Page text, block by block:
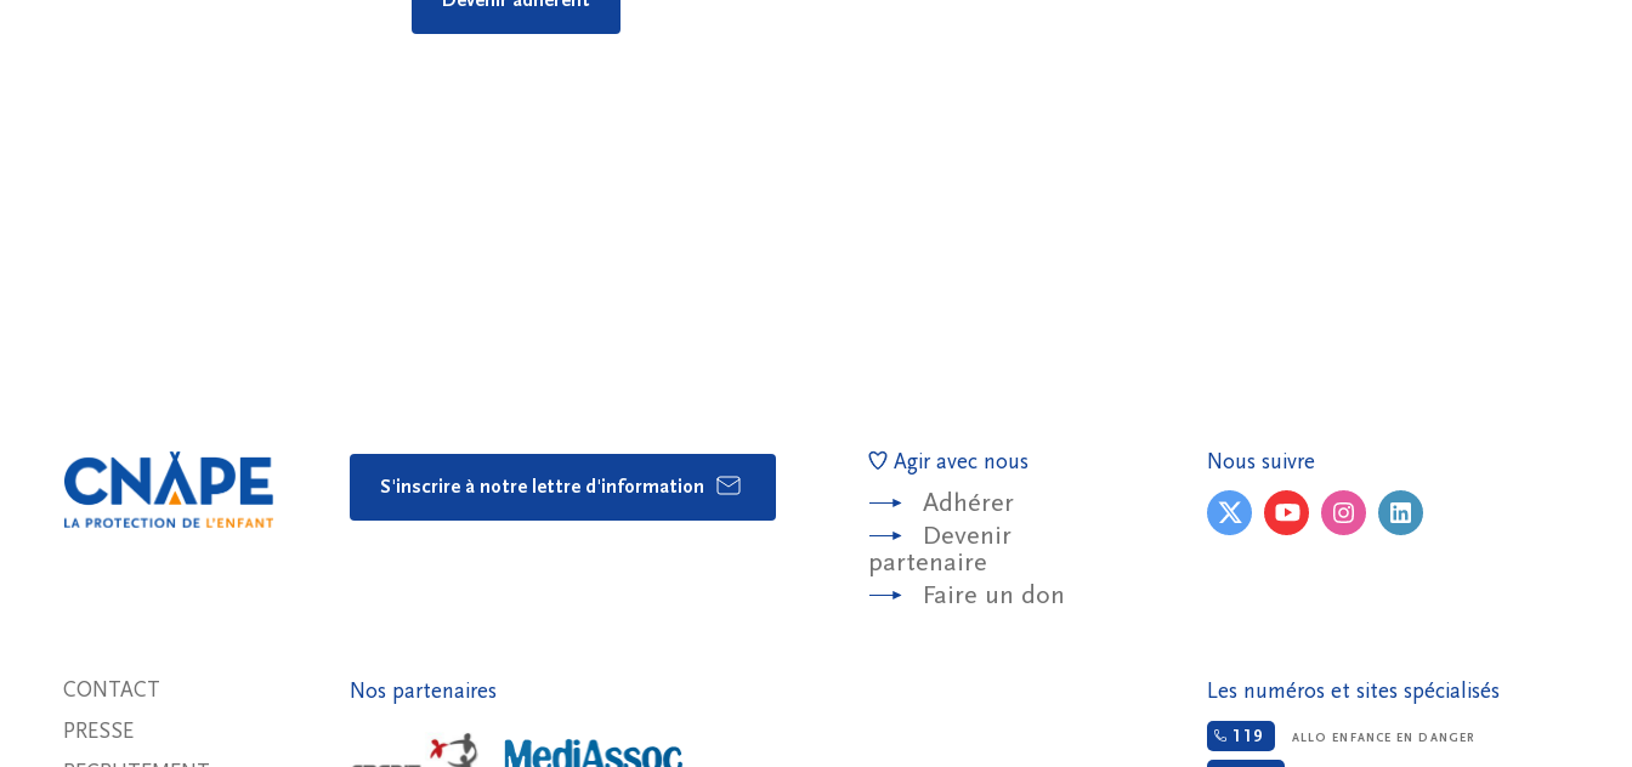
S'inscrire à notre lettre d'information
Agir avec nous
Adhérer
Devenir
partenaire
Faire un don
Nous suivre
CONTACT
PRESSE
Nos partenaires Les numéros et sites spécialisés
119 ALLO ENFANCE EN DANGER